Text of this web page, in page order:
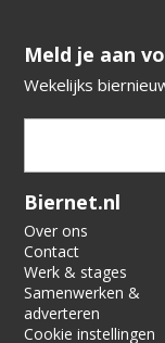
​​​​​​​Meld je aan
Wekelijks
Verification code:
Biernet.nl
Over ons
Contact
Werk & stages
Samenwerken &
adverteren
Cookie instellingen